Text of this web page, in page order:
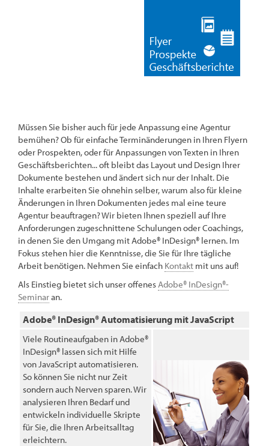
Müssen Sie bisher auch für jede Anpassung eine Agentur
bemühen? Ob für einfache Terminänderungen in Ihren Flyern
oder Prospekten, oder für Anpassungen von Texten in Ihren
Geschäftsberichten... oft bleibt das Layout und Design Ihrer
Dokumente bestehen und ändert sich nur der Inhalt. Die
Inhalte erarbeiten Sie ohnehin selber, warum also für kleine
Änderungen in Ihren Dokumenten jedes mal eine teure
Agentur beauftragen? Wir bieten Ihnen speziell auf Ihre
Anforderungen zugeschnittene Schulungen oder Coachings,
in denen Sie den Umgang mit Adobe® InDesign® lernen. Im
Fokus stehen hier die Kenntnisse, die Sie für Ihre tägliche
Arbeit benötigen. Nehmen Sie einfach Kontakt mit uns auf!
Als Einstieg bietet sich unser offenesAdobe® InDesign®-
Seminaran.
Adobe® InDesign® Automatisierung mit JavaScript
Viele Routineaufgaben in Adobe®
InDesign® lassen sich mit Hilfe
von JavaScript automatisieren.
So können Sie nicht nur Zeit
sondern auch Nerven sparen. Wir
analysieren Ihren Bedarf und
entwickeln individuelle Skripte
für Sie, die Ihren Arbeitsalltag
erleichtern.